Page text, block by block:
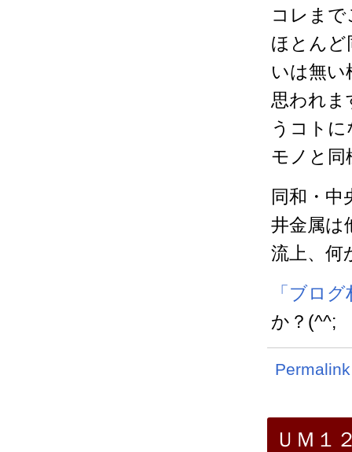
コレま
ほとんど
いは無い
思われま
うコト
モノと同
同和・中
井金属は
流上、何
「ブロ
か？(^^;
Permalink
ＵＭ１